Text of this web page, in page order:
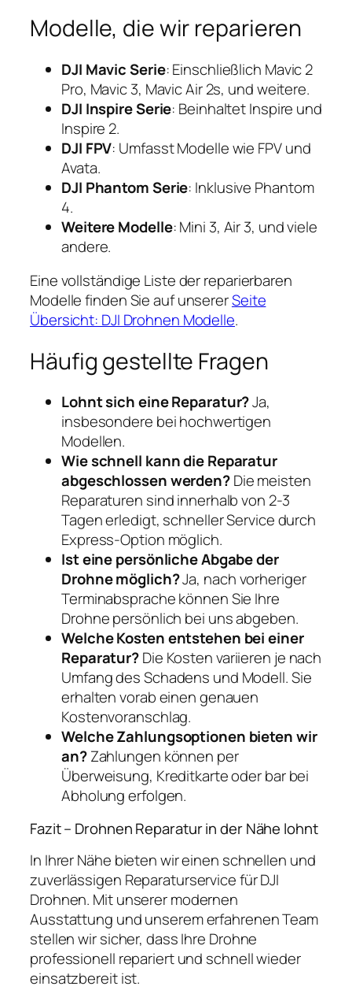
Modelle, die wir reparieren
DJI Mavic Serie: Einschließlich Mavic 2
Pro, Mavic 3, Mavic Air 2s, und weitere.
DJI Inspire Serie: Beinhaltet Inspire und
Inspire 2.
DJI FPV: Umfasst Modelle wie FPV und
Avata.
DJI Phantom Serie: Inklusive Phantom
4.
Weitere Modelle: Mini 3, Air 3, und viele
andere.
Eine vollständige Liste der reparierbaren
Modelle finden Sie auf unsererSeite
Übersicht: DJI Drohnen Modelle.
Häufig gestellte Fragen
Lohnt sich eine Reparatur?Ja,
insbesondere bei hochwertigen
Modellen.
Wie schnell kann die Reparatur
abgeschlossen werden?Die meisten
Reparaturen sind innerhalb von 2-3
Tagen erledigt, schneller Service durch
Express-Option möglich.
Ist eine persönliche Abgabe der
Drohne möglich?Ja, nach vorheriger
Terminabsprache können Sie Ihre
Drohne persönlich bei uns abgeben.
Welche Kosten entstehen bei einer
Reparatur?Die Kosten variieren je nach
Umfang des Schadens und Modell. Sie
erhalten vorab einen genauen
Kostenvoranschlag.
Welche Zahlungsoptionen bieten wir
an?Zahlungen können per
Überweisung, Kreditkarte oder bar bei
Abholung erfolgen.
Fazit – Drohnen Reparatur in der Nähe lohnt
In Ihrer Nähe bieten wir einen schnellen und
zuverlässigen Reparaturservice für DJI
Drohnen. Mit unserer modernen
Ausstattung und unserem erfahrenen Team
stellen wir sicher, dass Ihre Drohne
professionell repariert und schnell wieder
einsatzbereit ist.